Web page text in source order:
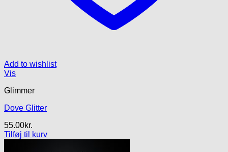
Add to wishlist
Vis
Glimmer
Dove Glitter
55.00kr.
Tilføj til kurv